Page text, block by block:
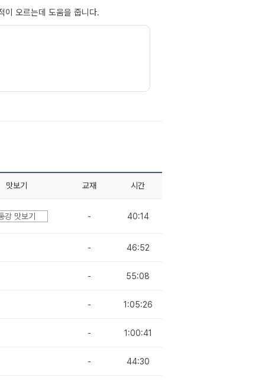
이 오르는데 도움을 줍니다.
맛보기 교재 시간
강 맛보기 - 40:14
- 46:52
- 55:08
- 1:05:26
- 1:00:41
- 44:30